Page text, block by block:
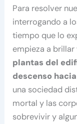
Para resolver
interrogando a
tiempo que lo
empieza a
plantas del
descenso
una sociedad
mortal y las
sobrevivir y